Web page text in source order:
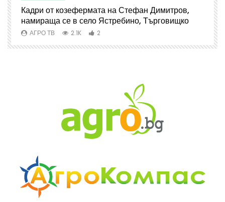
Кадри от козефермата на Стефан Димитров,
намираща се в село Ястребино, Търговищко
АГРО ТВ 2.1K 2